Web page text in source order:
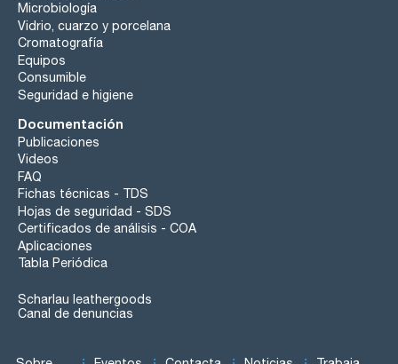
Microbiología
Vidrio, cuarzo y porcelana
Cromatografía
Equipos
Consumible
Seguridad e higiene
Documentación
Publicaciones
Videos
FAQ
Fichas técnicas - TDS
Hojas de seguridad - SDS
Certificados de análisis - COA
Aplicaciones
Tabla Periódica
Scharlau leathergoods
Canal de denuncias